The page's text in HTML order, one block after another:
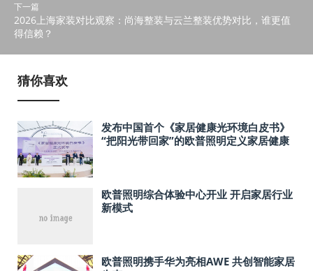
下一篇
2026上海家装对比观察：尚海整装与云兰整装优势对比，谁更值
得信赖？
猜你喜欢
发布中国首个《家居健康光环境白皮书》
“把阳光带回家”的欧普照明定义家居健康
欧普照明综合体验中心开业 开启家居行业
新模式
欧普照明携手华为亮相AWE 共创智能家居